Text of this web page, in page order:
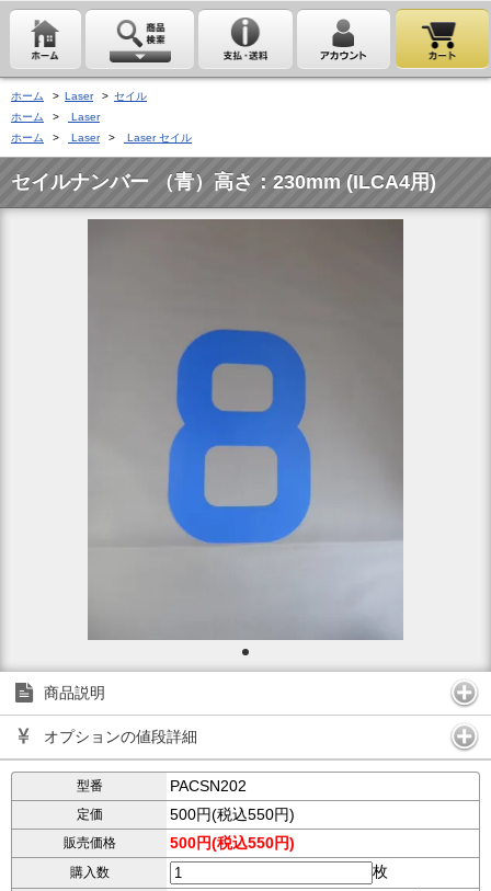
ホーム > Laser > セイル
ホーム
>
Laser
ホーム
> Laser > Laser セイル
セイルナンバー （青）高さ：230mm (ILCA4用)
商品説明
オプションの値段詳細
型番 PACSN202
定価 500円(税込550円)
販売価格 500円(税込550円)
購入数 枚